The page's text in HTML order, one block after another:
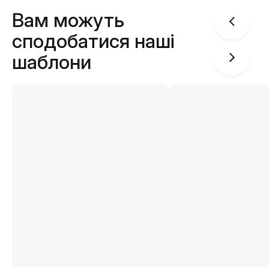
Вам можуть
сподобатися наші
шаблони